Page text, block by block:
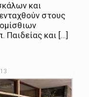
και
στους
Παιδείας και […]